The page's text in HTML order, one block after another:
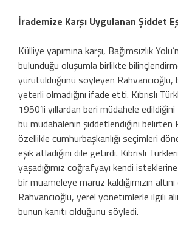
İrademize Karşı Uygulanan Şiddet
Külliye yapımına karşı, Bağımsızlık
bulunduğu oluşumla birlikte
yürütüldüğünü söyleyen Rahvancıoğlu,
yeterli olmadığını ifade etti. Kıbrıslı
1950’li yıllardan beri müdahele
bu müdahalenin şiddetlendiğini belirten
özellikle cumhurbaşkanlığı seçimleri
eşik atladığını dile getirdi. Kıbrıslı
yaşadığımız coğrafyayı kendi
bir muameleye maruz kaldığımızın
Rahvancıoğlu, yerel yönetimlerle ilgili
bunun kanıtı olduğunu söyledi.